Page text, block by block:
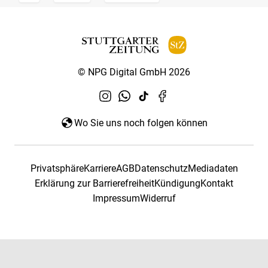
© NPG Digital GmbH 2026
Wo Sie uns noch folgen können
PrivatsphäreKarriereAGBDatenschutzMediadaten
Erklärung zur BarrierefreiheitKündigungKontakt
ImpressumWiderruf